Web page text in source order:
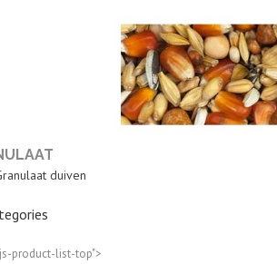
duiven
product-list-top">